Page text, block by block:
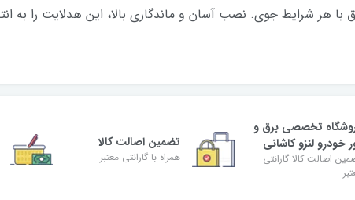
با هر شرایط جوی. نصب آسان و ماندگاری بالا، این هدلایت را به
تخصصی برق و
خودرو لنزو کاشانی
اصالت کالا گارانتی
تضمین اصالت کالا
همراه با گارانتی معتبر